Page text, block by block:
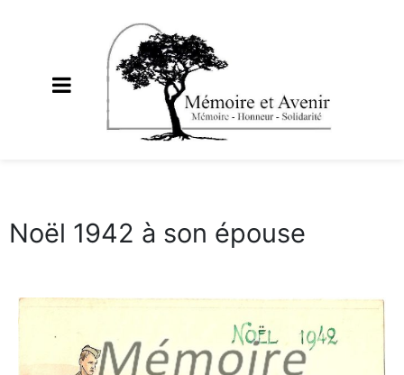
Noël 1942 à son épouse